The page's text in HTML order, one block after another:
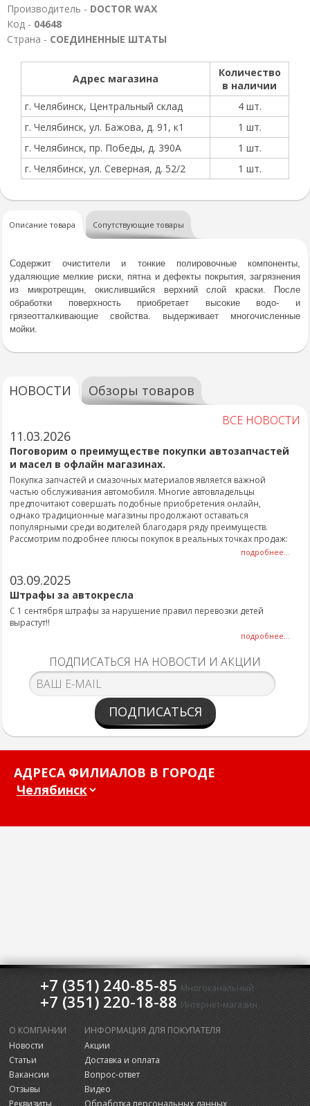
Производитель - DOCTOR WAX
Код - 04648
Страна - СОЕДИНЕННЫЕ ШТАТЫ
Адрес магазина
Количество
в наличии
г. Челябинск, Центральный склад
4 шт.
г. Челябинск, ул. Бажова, д. 91, к1
1 шт.
г. Челябинск, пр. Победы, д. 390А
1 шт.
г. Челябинск, ул. Северная, д. 52/2
1 шт.
Описание товара Сопутствующие товары
Содержит очистители и тонкие полировочные компоненты,
удаляющие мелкие риски, пятна и дефекты покрытия, загрязнения
из микротрещин, окислившийся верхний слой краски. После
обработки поверхность приобретает высокие водо- и
грязеотталкивающие свойства. выдерживает многочисленные
мойки.
НОВОСТИ Обзоры товаров
ВСЕ НОВОСТИ
11.03.2026
Поговорим о преимуществе покупки автозапчастей
и масел в офлайн магазинах.
Покупка запчастей и смазочных материалов является важной
частью обслуживания автомобиля. Многие автовладельцы
предпочитают совершать подобные приобретения онлайн,
однако традиционные магазины продолжают оставаться
популярными среди водителей благодаря ряду преимуществ.
Рассмотрим подробнее плюсы покупок в реальных точках продаж:
подробнее...
03.09.2025
Штрафы за автокресла
С 1 сентября штрафы за нарушение правил перевозки детей
вырастут!!
подробнее...
ПОДПИСАТЬСЯ НА НОВОСТИ И АКЦИИ
ПОДПИСАТЬСЯ
АДРЕСА ФИЛИАЛОВ В ГОРОДЕ
+7 (351) 240-85-85 Многоканальный
+7 (351) 220-18-88 Интернет-магазин
О КОМПАНИИ
Новости
Статьи
Вакансии
Отзывы
ИНФОРМАЦИЯ ДЛЯ ПОКУПАТЕЛЯ
Акции
Доставка и оплата
Вопрос-ответ
Видео